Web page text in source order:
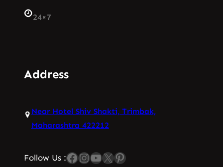
24×7
Address
Near Hotel Shiv Shakti, Trimbak,
Maharashtra 422212
Follow Us :Facebook InstagramYouTube X Pinterest